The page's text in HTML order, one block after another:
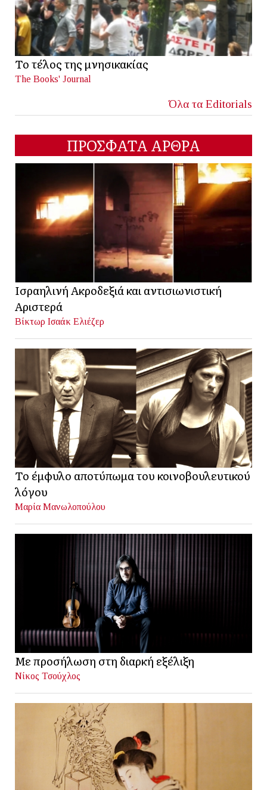
Το τέλος της μνησικακίας
The Books' Journal
Όλα τα Editorials
ΠΡΟΣΦΑΤΑ ΑΡΘΡΑ
Ισραηλινή Ακροδεξιά και αντισιωνιστική
Αριστερά
Βίκτωρ Ισαάκ Ελιέζερ
Το έμφυλο αποτύπωμα του κοινοβουλευτικού
λόγου
Μαρία Μανωλοπούλου
Με προσήλωση στη διαρκή εξέλιξη
Νίκος Τσούχλος